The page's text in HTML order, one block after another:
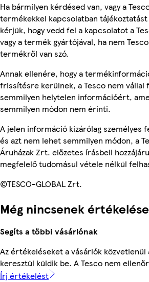
Ha bármilyen kérdésed van, vagy a
termékekkel kapcsolatban
kérjük, hogy vedd fel a kapcsolatot a
vagy a termék gyártójával, ha nem
termékről van szó.
Annak ellenére, hogy a
frissítésre kerülnek, a Tesco nem vállal
semmilyen helytelen információért,
semmilyen módon nem érinti.
A jelen információ kizárólag személyes
és azt nem lehet semmilyen módon, a
Áruházak Zrt. előzetes írásbeli
megfelelő tudomásul vétele nélkül
©TESCO-GLOBAL Zrt.
Még nincsenek
Segíts a többi vásárlónak
Az értékeléseket a vásárlók közvetlenül
keresztül küldik be. A Tesco nem
Írj értékelést